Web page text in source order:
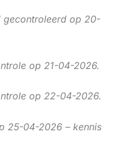
gecontroleerd op 20-
op 21-04-2026.
op 22-04-2026.
25-04-2026 – kennis